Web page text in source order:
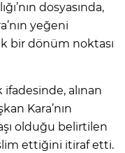
dosyasında,
yeğeni
bir dönüm noktası
ifadesinde, alınan
Kara’nın
olduğu belirtilen
ettiğini itiraf etti.